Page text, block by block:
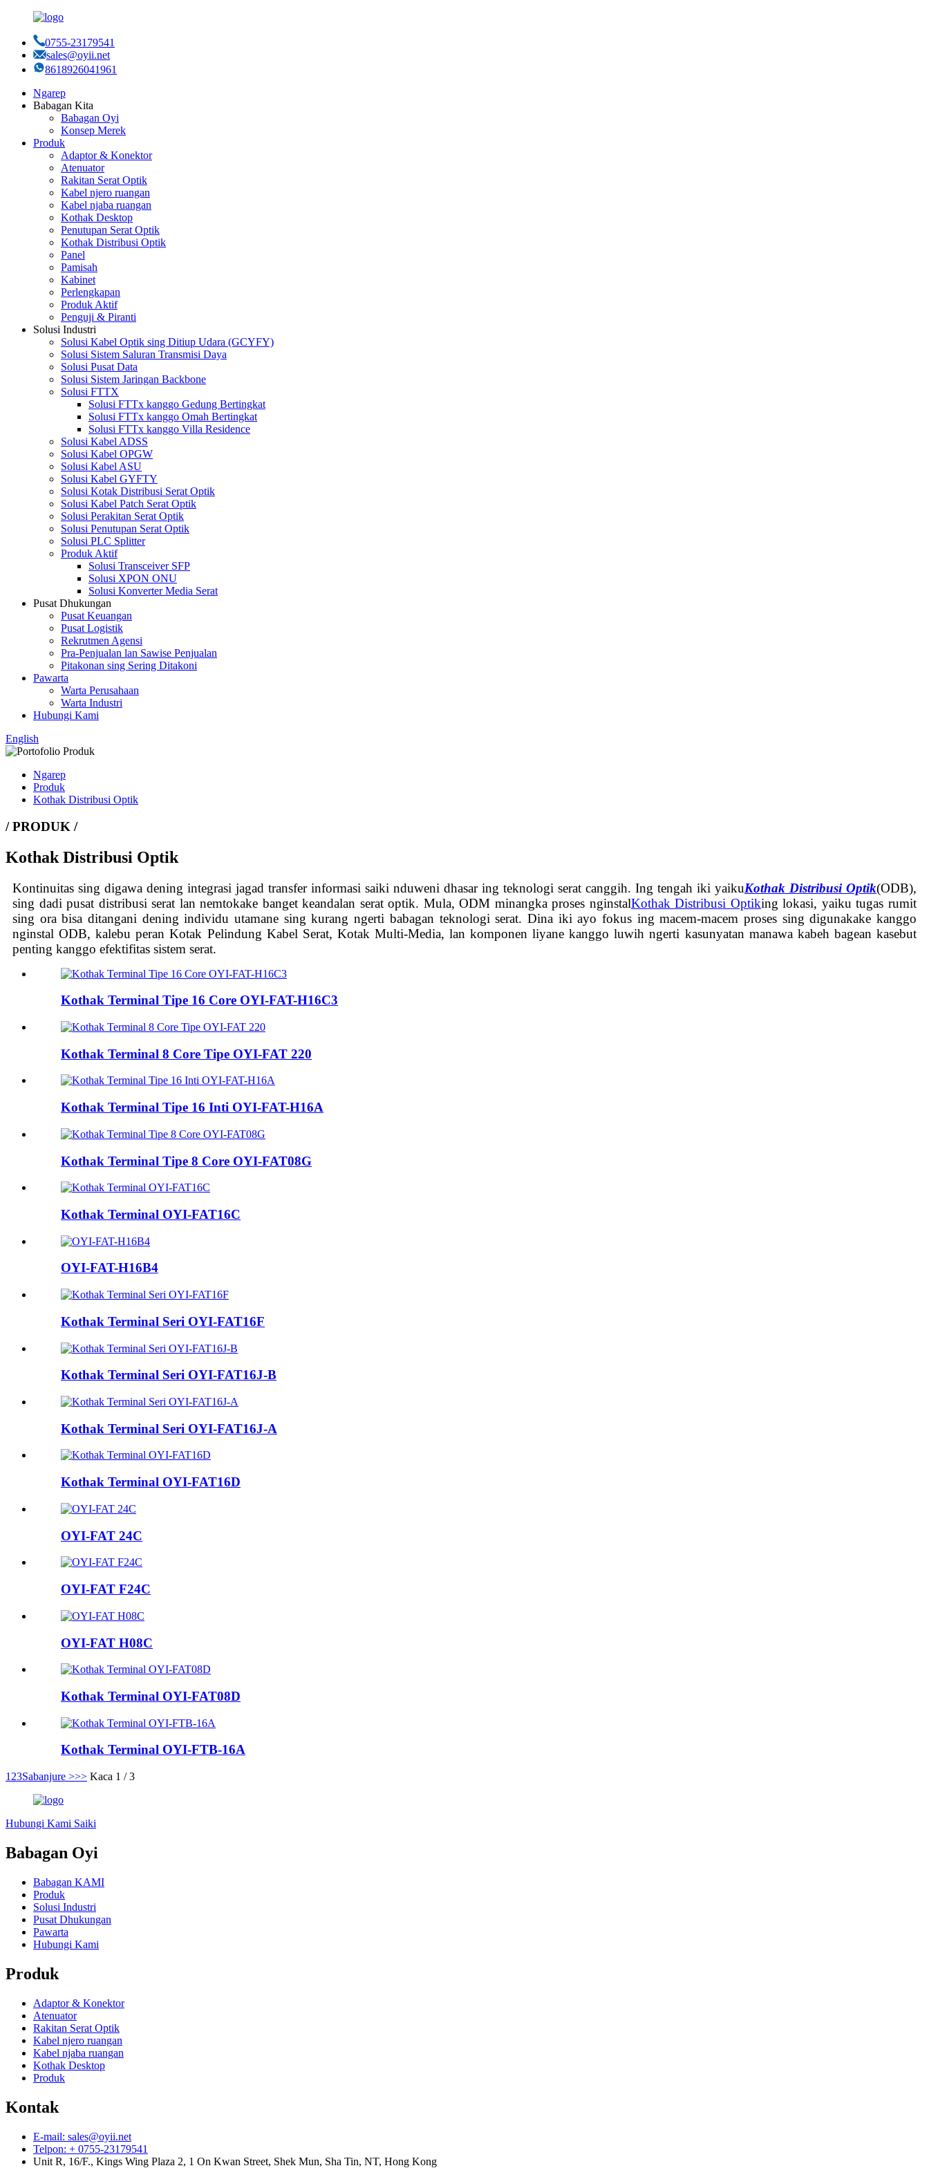
0755-23179541
sales@oyii.net
8618926041961
Ngarep
Babagan Kita
Babagan Oyi
Konsep Merek
Produk
Adaptor & Konektor
Atenuator
Rakitan Serat Optik
Kabel njero ruangan
Kabel njaba ruangan
Kothak Desktop
Penutupan Serat Optik
Kothak Distribusi Optik
Panel
Pamisah
Kabinet
Perlengkapan
Produk Aktif
Penguji & Piranti
Solusi Industri
Solusi Kabel Optik sing Ditiup Udara (GCYFY)
Solusi Sistem Saluran Transmisi Daya
Solusi Pusat Data
Solusi Sistem Jaringan Backbone
Solusi FTTX
Solusi FTTx kanggo Gedung Bertingkat
Solusi FTTx kanggo Omah Bertingkat
Solusi FTTx kanggo Villa Residence
Solusi Kabel ADSS
Solusi Kabel OPGW
Solusi Kabel ASU
Solusi Kabel GYFTY
Solusi Kotak Distribusi Serat Optik
Solusi Kabel Patch Serat Optik
Solusi Perakitan Serat Optik
Solusi Penutupan Serat Optik
Solusi PLC Splitter
Produk Aktif
Solusi Transceiver SFP
Solusi XPON ONU
Solusi Konverter Media Serat
Pusat Dhukungan
Pusat Keuangan
Pusat Logistik
Rekrutmen Agensi
Pra-Penjualan lan Sawise Penjualan
Pitakonan sing Sering Ditakoni
Pawarta
Warta Perusahaan
Warta Industri
Hubungi Kami
English
Ngarep
Produk
Kothak Distribusi Optik
/ PRODUK /
Kothak Distribusi Optik
Kontinuitas sing digawa dening integrasi jagad transfer informasi saiki nduweni dhasar ing teknologi serat canggih. Ing tengah iki yaikuKothak Distribusi Optik(ODB),
sing dadi pusat distribusi serat lan nemtokake banget keandalan serat optik. Mula, ODM minangka proses nginstalKothak Distribusi Optiking lokasi, yaiku tugas rumit
sing ora bisa ditangani dening individu utamane sing kurang ngerti babagan teknologi serat. Dina iki ayo fokus ing macem-macem proses sing digunakake kanggo
nginstal ODB, kalebu peran Kotak Pelindung Kabel Serat, Kotak Multi-Media, lan komponen liyane kanggo luwih ngerti kasunyatan manawa kabeh bagean kasebut
penting kanggo efektifitas sistem serat.
Kothak Terminal Tipe 16 Core OYI-FAT-H16C3
Kothak Terminal 8 Core Tipe OYI-FAT 220
Kothak Terminal Tipe 16 Inti OYI-FAT-H16A
Kothak Terminal Tipe 8 Core OYI-FAT08G
Kothak Terminal OYI-FAT16C
OYI-FAT-H16B4
Kothak Terminal Seri OYI-FAT16F
Kothak Terminal Seri OYI-FAT16J-B
Kothak Terminal Seri OYI-FAT16J-A
Kothak Terminal OYI-FAT16D
OYI-FAT 24C
OYI-FAT F24C
OYI-FAT H08C
Kothak Terminal OYI-FAT08D
Kothak Terminal OYI-FTB-16A
1 23Sabanjure >>> Kaca 1 / 3
Hubungi Kami Saiki
Babagan Oyi
Babagan KAMI
Produk
Solusi Industri
Pusat Dhukungan
Pawarta
Hubungi Kami
Produk
Adaptor & Konektor
Atenuator
Rakitan Serat Optik
Kabel njero ruangan
Kabel njaba ruangan
Kothak Desktop
Produk
Kontak
E-mail: sales@oyii.net
Telpon: + 0755-23179541
Unit R, 16/F., Kings Wing Plaza 2, 1 On Kwan Street, Shek Mun, Sha Tin, NT, Hong Kong